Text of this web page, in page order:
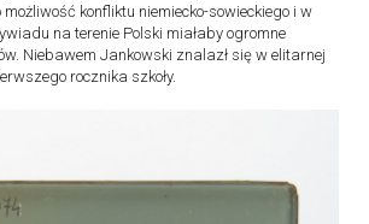
konfliktu niemiecko-sowieckiego i w
na terenie Polski miałaby ogromne
Niebawem Jankowski znalazł się w elitarnej
rocznika szkoły.